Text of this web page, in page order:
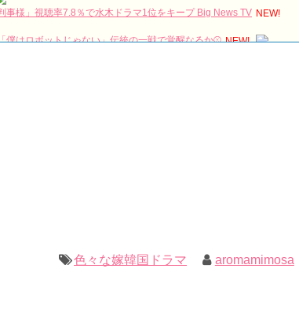
事様」視聴率7.8％で水木ドラマ1位をキープ Big News TV NEW!
はロボットじゃない」伝統の一戦で覚醒なるか⚾ NEW!
NEXTにて独占先行配信開始！【30秒予告】
「다르다（タルダ）」の意味・使い方について
（シムシマダ）」の意味・使い方について
Healing in Seoul Forest (서울숲)
別公開！
출신 &#39;한혜진 언니&#39; (ft. 도여니의 학창시절) | 편 먹고 갈래
色々な嫁韓国ドラマ aromamimosa